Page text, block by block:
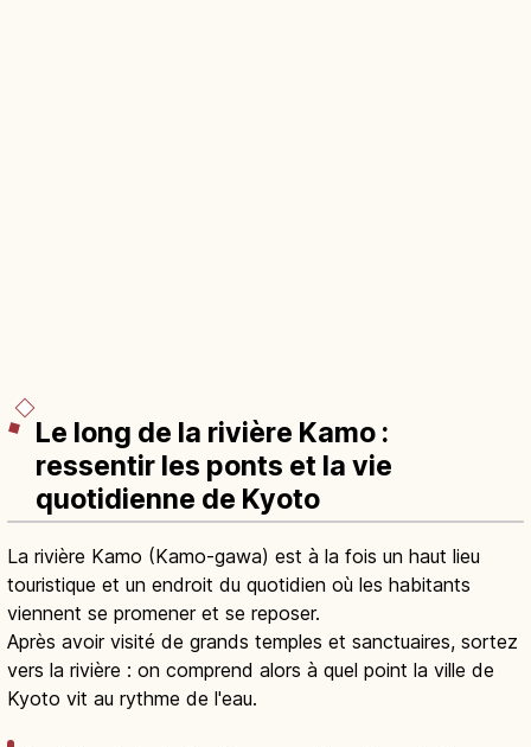
Le long de la rivière Kamo :
ressentir les ponts et la vie
quotidienne de Kyoto
La rivière Kamo (Kamo-gawa) est à la fois un haut lieu
touristique et un endroit du quotidien où les habitants
viennent se promener et se reposer.
Après avoir visité de grands temples et sanctuaires, sortez
vers la rivière : on comprend alors à quel point la ville de
Kyoto vit au rythme de l'eau.